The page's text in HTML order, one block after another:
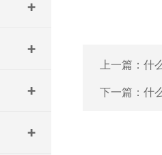
上一篇： 什
下一篇： 什